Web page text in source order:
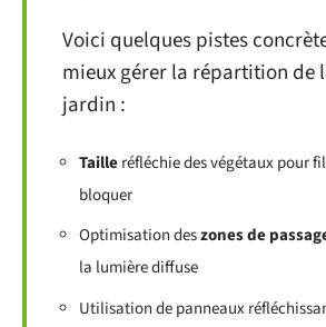
Voici quelques pistes
mieux gérer la répartition de
jardin :
Tailleréfléchie des végétaux pour
bloquer
Optimisation deszones de
la lumière diffuse
Utilisation de panneaux